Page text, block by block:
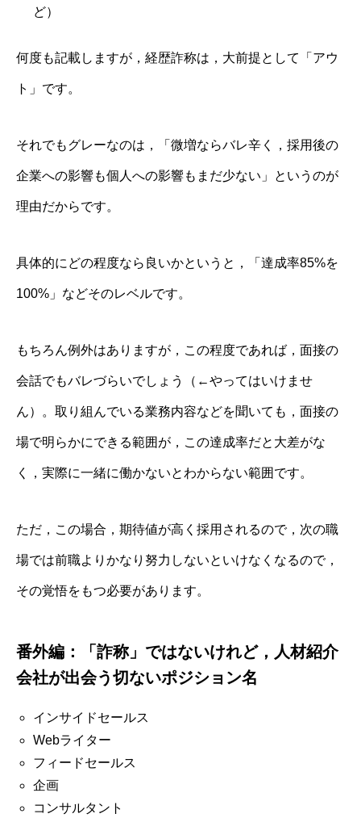
ど）
何度も記載しますが，経歴詐称は，大前提として「アウ
ト」です。
それでもグレーなのは，「微増ならバレ辛く，採用後の
企業への影響も個人への影響もまだ少ない」というのが
理由だからです。
具体的にどの程度なら良いかというと，「達成率85%を
100%」などそのレベルです。
もちろん例外はありますが，この程度であれば，面接の
会話でもバレづらいでしょう（←やってはいけませ
ん）。取り組んでいる業務内容などを聞いても，面接の
場で明らかにできる範囲が，この達成率だと大差がな
く，実際に一緒に働かないとわからない範囲です。
ただ，この場合，期待値が高く採用されるので，次の職
場では前職よりかなり努力しないといけなくなるので，
その覚悟をもつ必要があります。
番外編：「詐称」ではないけれど，人材紹介
会社が出会う切ないポジション名
インサイドセールス
Webライター
フィードセールス
企画
コンサルタント